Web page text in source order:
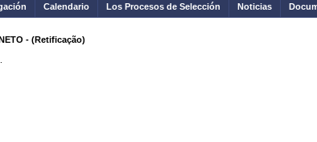
Calendario Los Procesos de Selección Noticias
- (Retificação)